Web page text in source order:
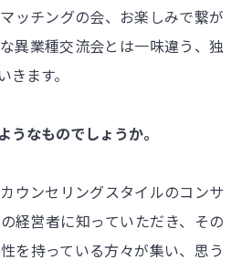
ッチングの会、お楽しみで繋が
異業種交流会とは一味違う、独
ます。
なものでしょうか。
ウンセリングスタイルのコンサ
経営者に知っていただき、その
を持っている方々が集い、思う